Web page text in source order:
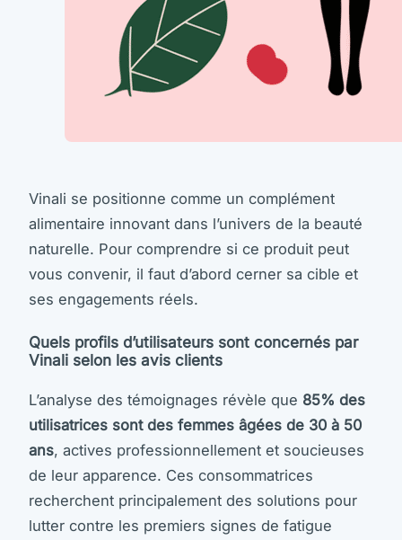
Vinali se positionne comme un complément
alimentaire innovant dans l’univers de la beauté
naturelle. Pour comprendre si ce produit peut
vous convenir, il faut d’abord cerner sa cible et
ses engagements réels.
Quels profils d’utilisateurs sont concernés par
Vinali selon les avis clients
L’analyse des témoignages révèle que 85% des
utilisatrices sont des femmes âgées de 30 à 50
ans, actives professionnellement et soucieuses
de leur apparence. Ces consommatrices
recherchent principalement des solutions pour
lutter contre les premiers signes de fatigue